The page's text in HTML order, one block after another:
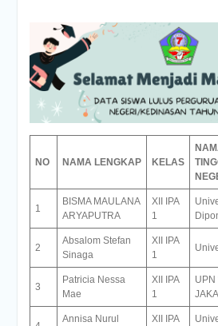
NO NAMA LENGKAP KELAS
1
BISMA MAULANA
ARYAPUTRA
XII IPA
1
2
Absalom Stefan
Sinaga
XII IPA
1
3
Patricia Nessa
Mae
XII IPA
1
UPN
Annisa Nurul
XII IPA